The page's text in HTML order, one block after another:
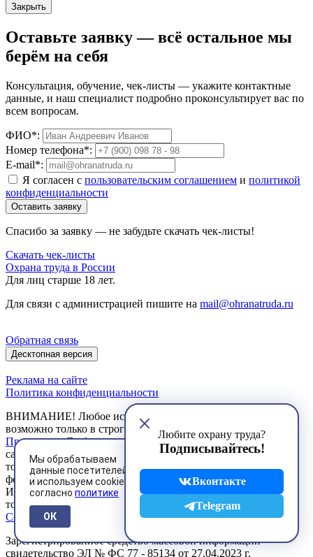
Закрыть
Оставьте заявку — всё остальное мы
берём на себя
Консультация, обучение, чек-листы — укажите контактные
данные, и наш специалист подробно проконсультирует вас по
всем вопросам.
ФИО*:
Номер телефона*:
E-mail*:
Я согласен с пользовательским соглашением и политикой
конфиденциальности
Оставить заявку
Спасибо за заявку — не забудьте скачать чек-листы!
Скачать чек-листы
Мы обрабатываем
данные посетителей
и используем cookies
согласно политике
ОК
Любите охрану труда?
Подписывайтесь!
Вконтакте
Telegram
Охрана труда в России
Для лиц старше 18 лет.
Для связи с администрацией пишите на mail@ohranatruda.ru
Обратная связь
Десктопная версия
Реклама на сайте
Политика конфиденциальности
ВНИМАНИЕ! Любое использование материалов сайта
возможно только в строгом соответствии с установленными
Правилами. Любое коммерческое использование материалов
сайта и их публикация в печатных изданиях допускается
только на основании договоров, заключенных в письменной
форме.
Использование Пользователем сервисов сайта возможно
только на условиях, предусмотренныхПользовательским
Соглашением
Зарегистрированное средство массовой информации
свидетельство ЭЛ № ФС 77 - 85134 от 27.04.2023 г.